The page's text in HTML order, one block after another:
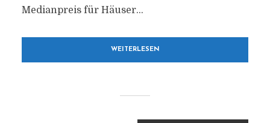
Medianpreis für Häuser...
WEITERLESEN